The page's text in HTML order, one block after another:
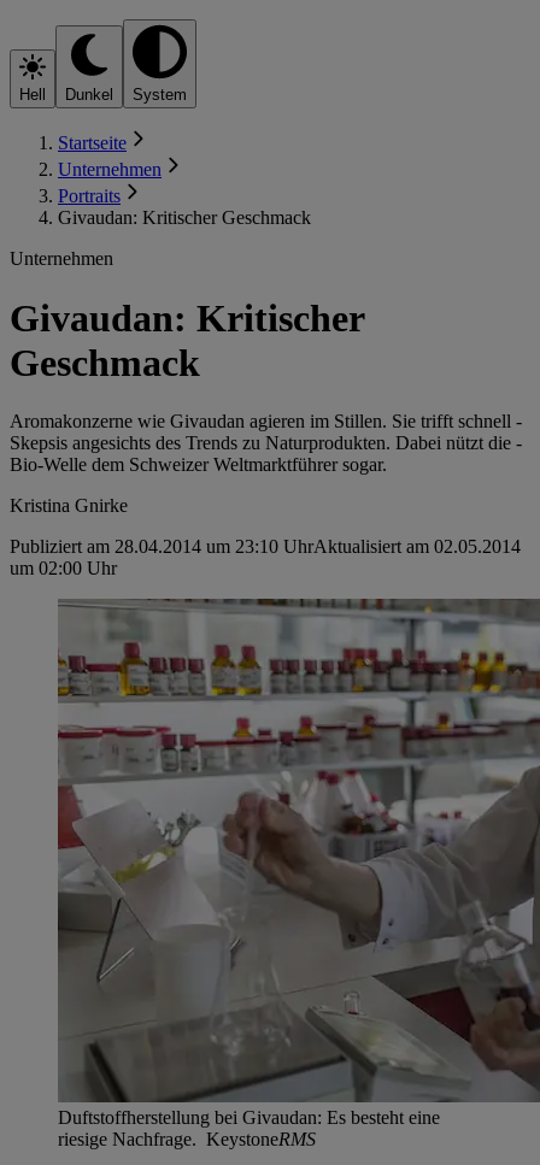
Hell Dunkel System
Startseite
Unternehmen
Portraits
Givaudan: Kritischer Geschmack
Unternehmen
Givaudan: Kritischer
Geschmack
Aromakonzerne wie Givaudan agieren im Stillen. Sie trifft schnell ­
Skepsis angesichts des Trends zu Naturprodukten. Dabei nützt die ­
Bio-Welle dem Schweizer Weltmarktführer sogar.
Kristina Gnirke
Publiziert am 28.04.2014 um 23:10 UhrAktualisiert am 02.05.2014
um 02:00 Uhr
Duftstoffherstellung bei Givaudan: Es besteht eine
riesige Nachfrage. KeystoneRMS